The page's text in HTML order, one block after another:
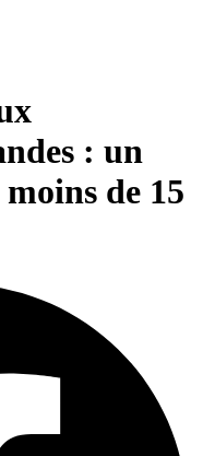
: un
de 15